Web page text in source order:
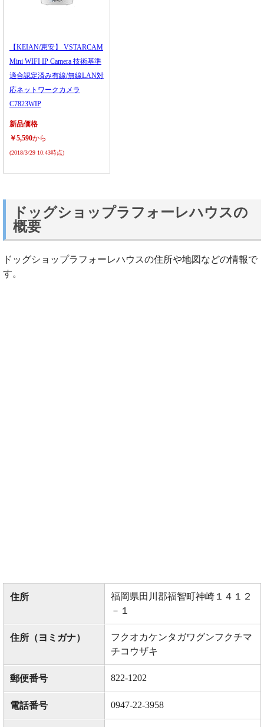
【KEIAN/恵安】 VSTARCAM
Mini WIFI IP Camera 技術基準
適合認定済み有線/無線LAN対
応ネットワークカメラ
C7823WIP
新品価格
￥5,590から
(2018/3/29 10:43時点)
ドッグショップラフォーレハウスの
概要
ドッグショップラフォーレハウスの住所や地図などの情報で
す。
住所
福岡県田川郡福智町神崎１４１２
－１
住所（ヨミガナ）
フクオカケンタガワグンフクチマ
チコウザキ
郵便番号 822-1202
電話番号 0947-22-3958